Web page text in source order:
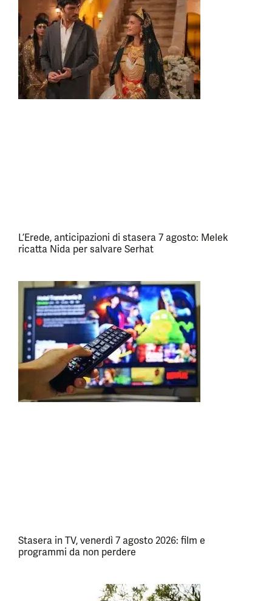
L’Erede, anticipazioni di stasera 7 agosto: Melek
ricatta Nida per salvare Serhat
Stasera in TV, venerdì 7 agosto 2026: film e
programmi da non perdere